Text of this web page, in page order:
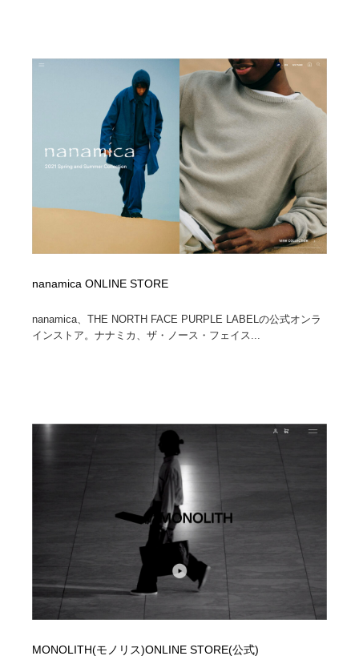
nanamica ONLINE STORE
nanamica、THE NORTH FACE PURPLE LABELの公式オンラ
インストア。ナナミカ、ザ・ノース・フェイス...
MONOLITH(モノリス)ONLINE STORE(公式)